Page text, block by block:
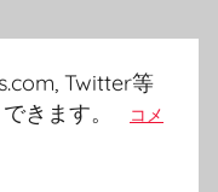
Twitter等
きます。
コメ